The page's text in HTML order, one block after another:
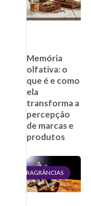
Memória
olfativa: o
que é e como
ela
transforma a
percepção
de marcas e
produtos
FRAGRÂNCIAS